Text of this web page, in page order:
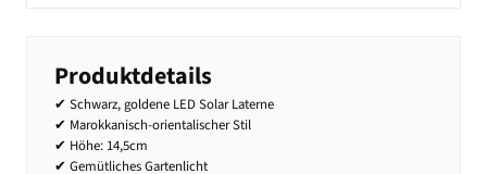
Produktdetails
✔ Schwarz, goldene LED Solar Laterne
✔ Marokkanisch-orientalischer Stil
✔ Höhe: 14,5cm
✔ Gemütliches Gartenlicht